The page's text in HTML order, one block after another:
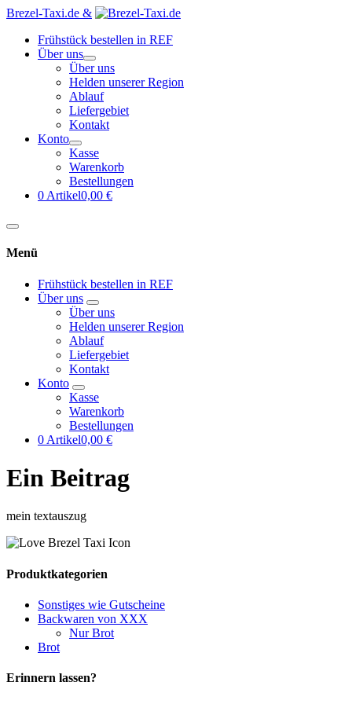
Brezel-Taxi.de &
Frühstück bestellen in REF
Über uns
Über uns
Helden unserer Region
Ablauf
Liefergebiet
Kontakt
Konto
Kasse
Warenkorb
Bestellungen
0 Artikel0,00 €
Menü
Frühstück bestellen in REF
Über uns
Über uns
Helden unserer Region
Ablauf
Liefergebiet
Kontakt
Konto
Kasse
Warenkorb
Bestellungen
0 Artikel0,00 €
Ein Beitrag
mein textauszug
Produktkategorien
Sonstiges wie Gutscheine
Backwaren von XXX
Nur Brot
Brot
Erinnern lassen?